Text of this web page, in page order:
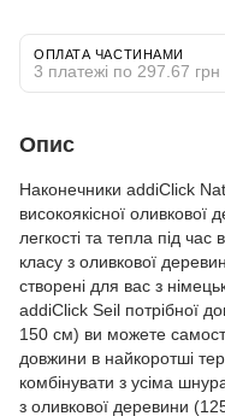
ОПЛАТА ЧАСТИНАМИ
3 платежі по 297.67 грн
Опис
Наконечники addiClick
високоякісної оливкової
легкості та тепла під час
класу з оливкової
створені для вас з
addiClick Seil потрібної
150 см) ви можете
довжини в найкоротші
комбінувати з усіма
з оливкової деревини